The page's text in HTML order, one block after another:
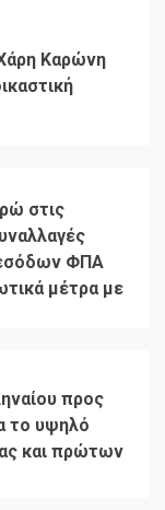
Καρώνη
στις
ΦΠΑ
μέτρα με
προς
το υψηλό
και πρώτων